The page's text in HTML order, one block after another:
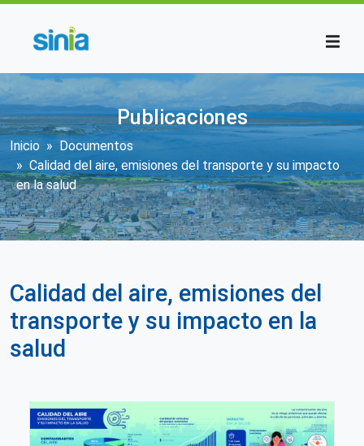
Publicaciones
Sobrescribir enlaces de ayuda a la
Inicio
Documentos
Calidad del aire, emisiones del transporte y su impacto
en la salud
Calidad del aire, emisiones del
transporte y su impacto en la
salud